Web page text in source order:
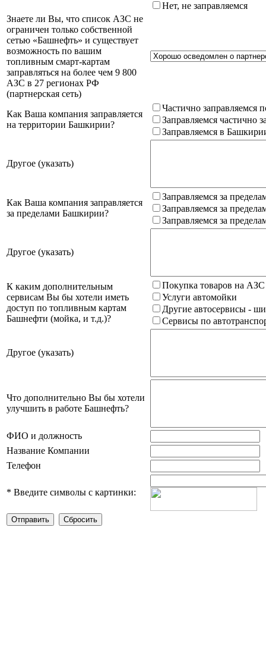
Нет, не заправляемся
Знаете ли Вы, что список АЗС не
ограничен только собственной
сетью «Башнефть» и существует
возможность по вашим
топливным смарт-картам
заправляться на более чем 9 800
АЗС в 27 регионах РФ
(партнерская сеть)
Как Ваша компания заправляется
на территории Башкирии?
Частично заправляемся
Заправляемся частично
Заправляемся в
Другое (указать)
Как Ваша компания заправляется
за пределами Башкирии?
Заправляемся за
Заправляемся за
Заправляемся за
Другое (указать)
К каким дополнительным
сервисам Вы бы хотели иметь
доступ по топливным картам
Башнефти (мойка, и т.д.)?
Покупка товаров на
Услуги автомойки
Другие автосервисы -
Сервисы по
Другое (указать)
Что дополнительно Вы бы хотели
улучшить в работе Башнефть?
ФИО и должность
Название Компании
Телефон
* Введите символы с картинки: